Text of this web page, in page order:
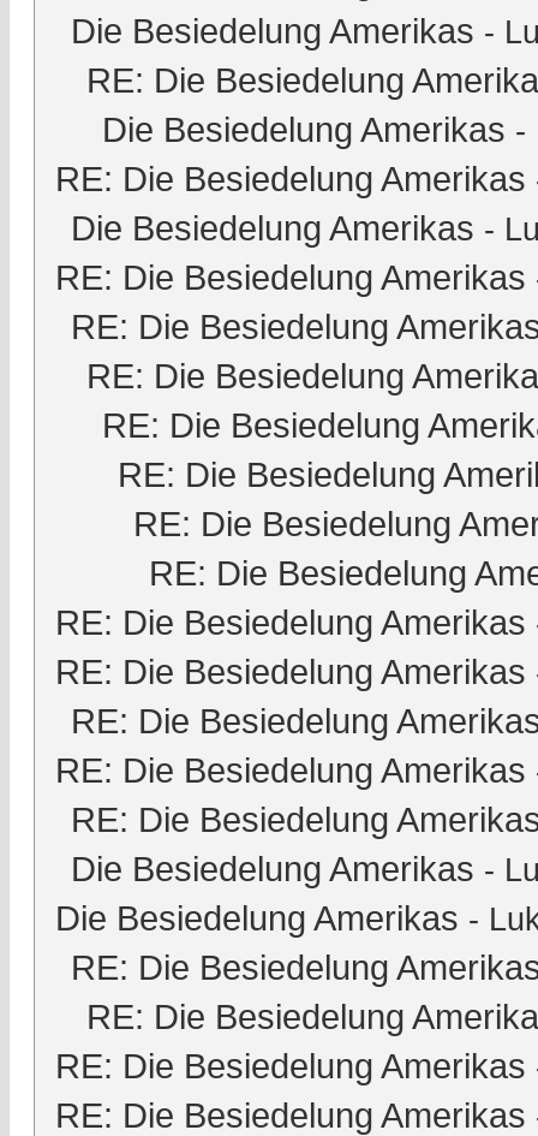
Die Besiedelung Amerikas -
RE: Die Besiedelung
Die Besiedelung Amerikas -
RE: Die Besiedelung Amerikas
Die Besiedelung Amerikas -
RE: Die Besiedelung Amerikas
RE: Die Besiedelung
RE: Die Besiedelung
RE: Die Besiedelung
RE: Die Besiedelung
RE: Die Besiedelung
RE: Die Besiedelung
RE: Die Besiedelung Amerikas
RE: Die Besiedelung Amerikas
RE: Die Besiedelung
RE: Die Besiedelung Amerikas
RE: Die Besiedelung
Die Besiedelung Amerikas -
Die Besiedelung Amerikas -
RE: Die Besiedelung
RE: Die Besiedelung
RE: Die Besiedelung Amerikas
RE: Die Besiedelung Amerikas